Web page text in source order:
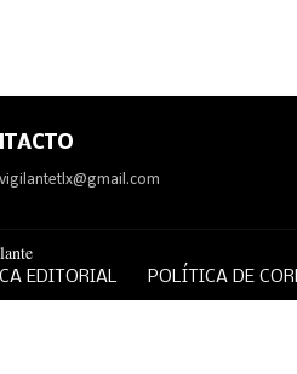
EDITORIAL POLÍTICA DE